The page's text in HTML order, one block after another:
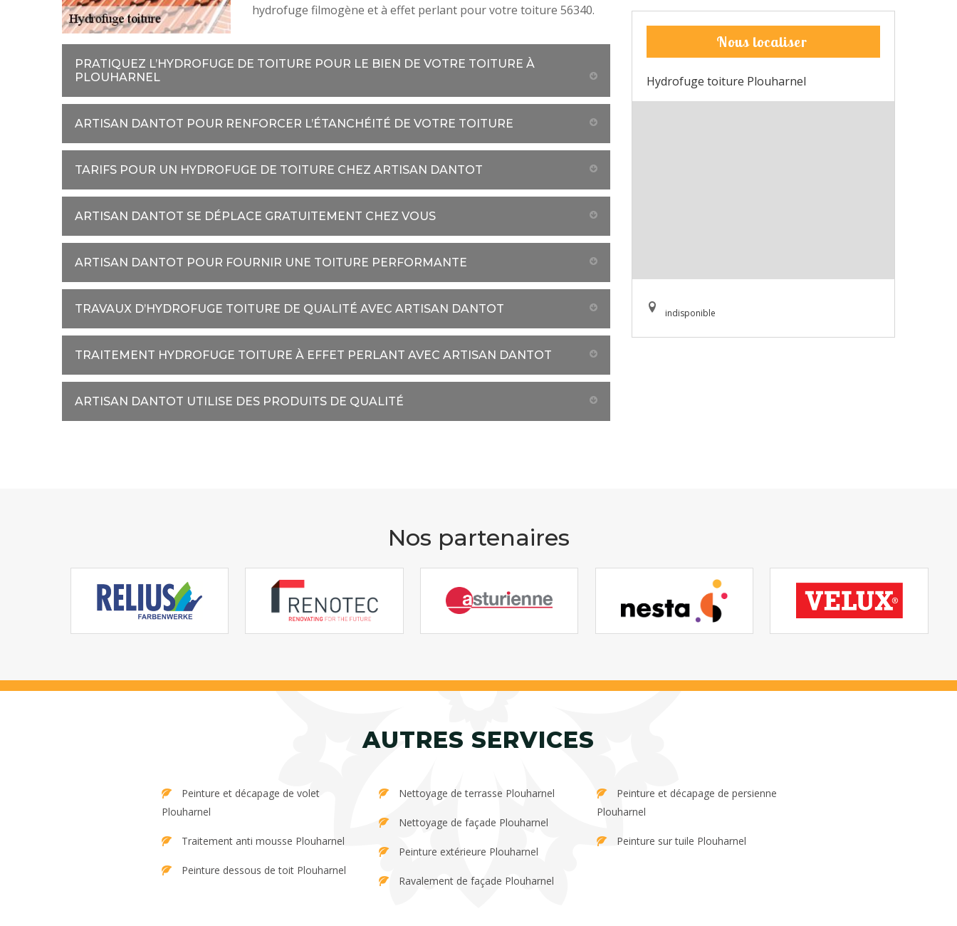
hydrofuge filmogène et à effet perlant pour votre toiture 56340.
PRATIQUEZ L’HYDROFUGE DE TOITURE POUR LE BIEN DE VOTRE TOITURE À
PLOUHARNEL
ARTISAN DANTOT POUR RENFORCER L’ÉTANCHÉITÉ DE VOTRE TOITURE
TARIFS POUR UN HYDROFUGE DE TOITURE CHEZ ARTISAN DANTOT
ARTISAN DANTOT SE DÉPLACE GRATUITEMENT CHEZ VOUS
ARTISAN DANTOT POUR FOURNIR UNE TOITURE PERFORMANTE
TRAVAUX D’HYDROFUGE TOITURE DE QUALITÉ AVEC ARTISAN DANTOT
TRAITEMENT HYDROFUGE TOITURE À EFFET PERLANT AVEC ARTISAN DANTOT
ARTISAN DANTOT UTILISE DES PRODUITS DE QUALITÉ
Nous localiser
Hydrofuge toiture Plouharnel
indisponible
Nos partenaires
AUTRES SERVICES
Plouharnel
Traitement anti mousse Plouharnel
Peinture dessous de toit Plouharnel
Nettoyage de terrasse Plouharnel
Nettoyage de façade Plouharnel
Peinture extérieure Plouharnel
Ravalement de façade Plouharnel
Plouharnel
Peinture sur tuile Plouharnel